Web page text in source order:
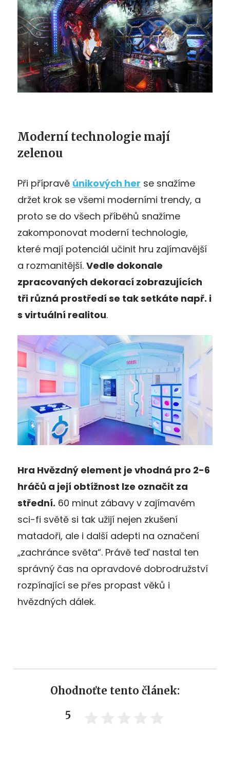
Moderní technologie mají
zelenou
Při přípravě únikových her se snažíme
držet krok se všemi moderními trendy, a
proto se do všech příběhů snažíme
zakomponovat moderní technologie,
které mají potenciál učinit hru zajímavější
a rozmanitější. Vedle dokonale
zpracovaných dekorací zobrazujících
tři různá prostředí se tak setkáte např. i
s virtuální realitou.
Hra Hvězdný element je vhodná pro 2-6
hráčů a její obtížnost lze označit za
střední. 60 minut zábavy v zajímavém
sci-fi světě si tak užijí nejen zkušení
matadoři, ale i další adepti na označení
„zachránce světa“. Právě teď nastal ten
správný čas na opravdové dobrodružství
rozpínající se přes propast věků i
hvězdných dálek.
Ohodnoťte tento článek:
5